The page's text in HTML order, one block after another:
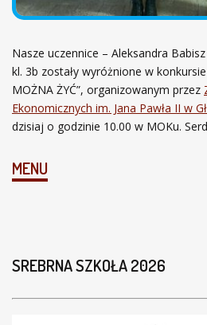
Nasze uczennice – Aleksandra
kl. 3b zostały wyróżnione w konkursie
MOŻNA ŻYĆ”, organizowanym przez
Ekonomicznych im. Jana Pawła II w
dzisiaj o godzinie 10.00 w MOKu.
MENU
SREBRNA SZKOŁA 2026